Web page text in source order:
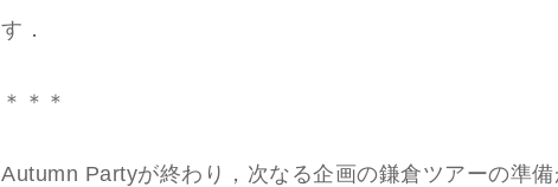
す．
＊＊＊
Autumn Partyが終わり，次なる企画の鎌倉ツアーの準